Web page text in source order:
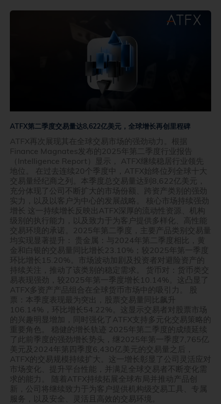
ATFX第二季度交易量达8,622亿美元，全球增长再创里程碑
ATFX再次展现其在全球交易市场的强劲动力。根据
Finance Magnates发布的2025年第二季度行业报告
（Intelligence Report）显示， ATFX继续稳居行业领先
地位。 在过去连续20个季度中，ATFX始终位列全球十大
交易量经纪商之列。本季度总交易量达到8,622亿美元，
充分体现了公司不断扩大的市场份额、跨资产类别的强劲
实力，以及以客户为中心的发展战略。 核心市场持续强劲
增长 这一持续增长反映出ATFX深厚的流动性资源、机构
级别的执行能力，以及致力于为客户提供多样化、高性能
交易环境的承诺。2025年第二季度，主要产品类别交易量
均实现显著提升： 贵金属：与2024年第二季度相比，黄
金和白银的交易量同比增长23.10%；较2025年第一季度
环比增长15.20%。市场波动加剧及投资者对避险资产的
持续关注，推动了该类别的稳定需求。 货币对：货币类交
易表现强劲，较2025年第一季度增长10.14%。这凸显了
ATFX多资产产品组合在全球货币市场中的吸引力。 股
票：本季度表现最为突出，股票交易量同比飙升
106.14%，环比增长54.22%。这显示交易者对股票市场
的兴趣明显增加，同时强化了ATFX支持多元化交易策略的
重要角色。 稳健的增长轨迹 2025年第二季度的成绩延续
了此前季度的强劲增长势头，继2025年第一季度7,765亿
美元及2024年第四季度6,430亿美元的交易量之后，
ATFX的交易规模持续扩大。这一增长彰显了公司灵活应对
市场变化、提升平台性能，并满足全球交易者不断变化需
求的能力。 随着ATFX持续拓展全球布局并推动产品创
新，公司将继续致力于为客户提供机构级交易工具、专属
服务，以及安全、灵活且高效的交易环境。